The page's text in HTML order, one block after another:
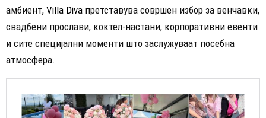
амбиент, Villa Diva претставува совршен избор за венчавки,
свадбени прослави, коктел-настани, корпоративни евенти
и сите специјални моменти што заслужуваат посебна
атмосфера.